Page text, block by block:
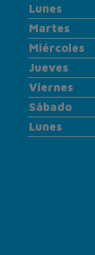
Lunes
Martes
Miércoles
Jueves
Viernes
Sábado
Lunes